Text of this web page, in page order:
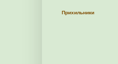
Прихильники